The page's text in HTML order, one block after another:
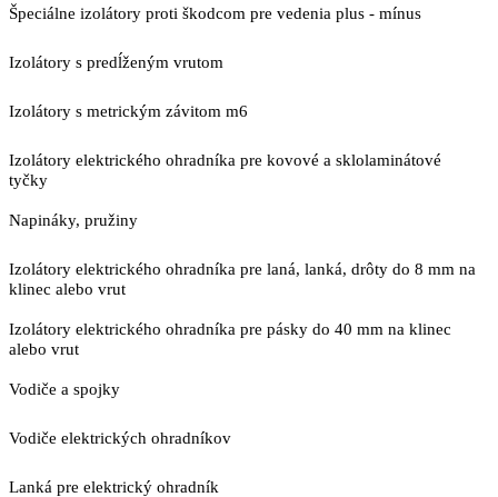
Špeciálne izolátory proti škodcom pre vedenia plus - mínus
Izolátory s predĺženým vrutom
Izolátory s metrickým závitom m6
Izolátory elektrického ohradníka pre kovové a sklolaminátové
tyčky
Napináky, pružiny
Izolátory elektrického ohradníka pre laná, lanká, drôty do 8 mm na
klinec alebo vrut
Izolátory elektrického ohradníka pre pásky do 40 mm na klinec
alebo vrut
Vodiče a spojky
Vodiče elektrických ohradníkov
Lanká pre elektrický ohradník